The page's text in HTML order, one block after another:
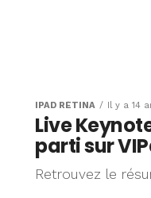
IPAD RÉTINA Il y a 14
Live
parti sur
Retrouvez le